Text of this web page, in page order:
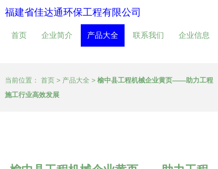
福建省佳达通环保工程有限公司
首页 企业简介 产品大全 联系我们 企业信息
当前位置： 首页 > 产品大全 > 榆中县工程机械企业黄页——助力工程
施工行业高效发展